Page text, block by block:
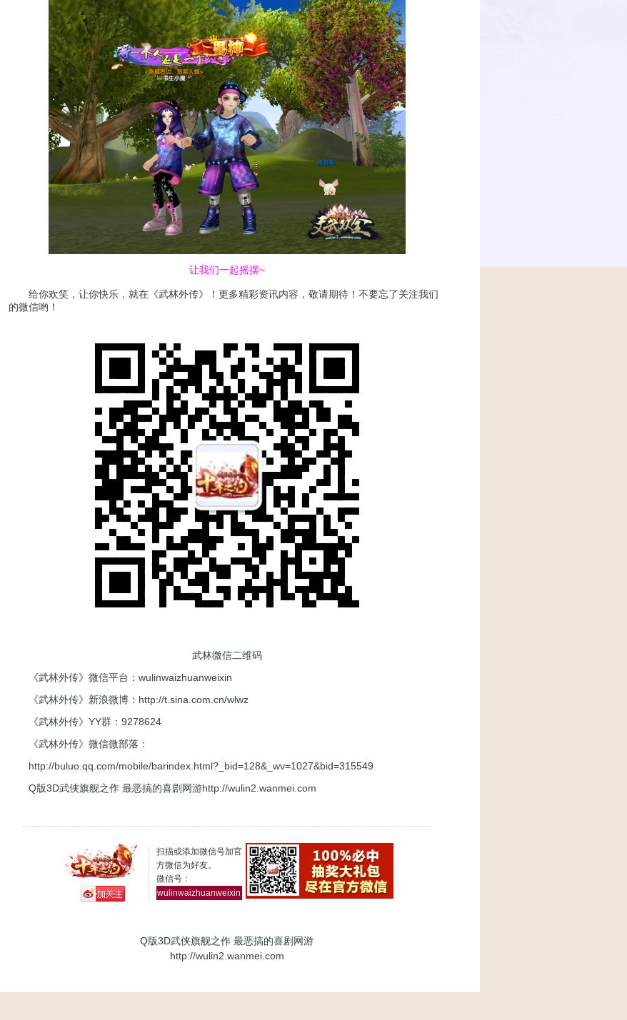
让我们一起摇摆~
给你欢笑，让你快乐，就在《武林外传》！更多精彩资讯内容，敬请期待！不要忘了关注我们
的微信哟！
武林微信二维码
《武林外传》微信平台：wulinwaizhuanweixin
《武林外传》新浪微博： http://t.sina.com.cn/wlwz
《武林外传》YY群：9278624
《武林外传》微信微部落：
http://buluo.qq.com/mobile/barindex.html?_bid=128&_wv=1027&bid=315549
Q版3D武侠旗舰之作 最恶搞的喜剧网游http://wulin2.wanmei.com
扫描或添加微信号加官
方微信为好友。
微信号：
wulinwaizhuanweixin
Q版3D武侠旗舰之作 最恶搞的喜剧网游
http://wulin2.wanmei.com